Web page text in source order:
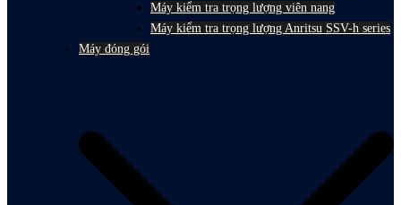
Máy kiểm tra trọng lượng viên nang
Máy kiểm tra trọng lượng Anritsu SSV-h series
Máy đóng gói